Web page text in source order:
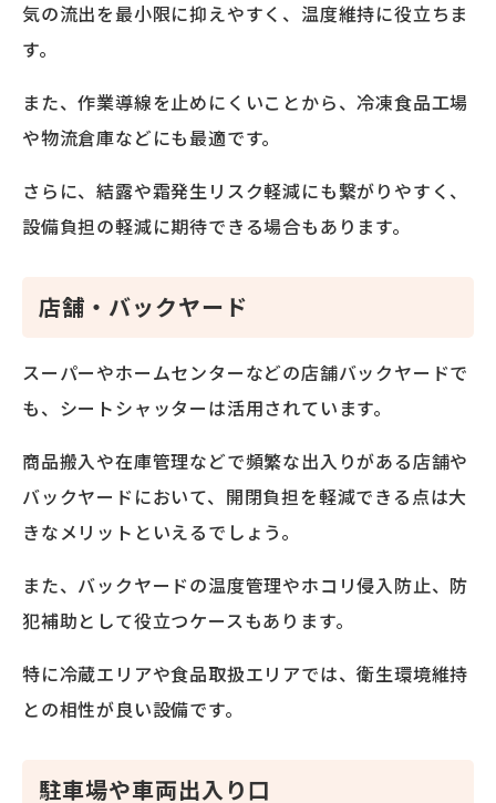
気の流出を最小限に抑えやすく、温度維持に役立ちま
す。
また、作業導線を止めにくいことから、冷凍食品工場
や物流倉庫などにも最適です。
さらに、結露や霜発生リスク軽減にも繋がりやすく、
設備負担の軽減に期待できる場合もあります。
店舗・バックヤード
スーパーやホームセンターなどの店舗バックヤードで
も、シートシャッターは活用されています。
商品搬入や在庫管理などで頻繁な出入りがある店舗や
バックヤードにおいて、開閉負担を軽減できる点は大
きなメリットといえるでしょう。
また、バックヤードの温度管理やホコリ侵入防止、防
犯補助として役立つケースもあります。
特に冷蔵エリアや食品取扱エリアでは、衛生環境維持
との相性が良い設備です。
駐車場や車両出入り口